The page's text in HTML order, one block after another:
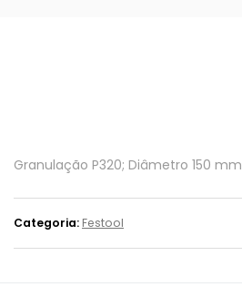
Granulação P320; Diâmetro 150 mm
Categoria: Festool